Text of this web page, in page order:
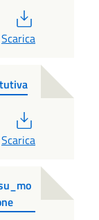
Scarica
Scarica